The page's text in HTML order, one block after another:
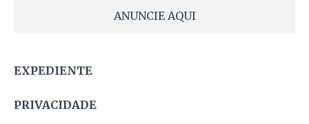
ANUNCIE AQUI
EXPEDIENTE
PRIVACIDADE